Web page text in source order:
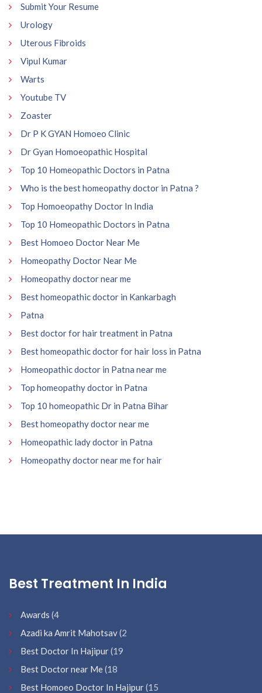
Submit Your Resume
Urology
Uterous Fibroids
Vipul Kumar
Warts
Youtube TV
Zoaster
Dr P K GYAN Homoeo Clinic
Dr Gyan Homoeopathic Hospital
Top 10 Homeopathic Doctors in Patna
Who is the best homeopathy doctor in Patna ?
Top Homoeopathy Doctor In India
Top 10 Homeopathic Doctors in Patna
Best Homoeo Doctor Near Me
Homeopathy Doctor Near Me
Homeopathy doctor near me
Best homeopathic doctor in Kankarbagh
Patna
Best doctor for hair treatment in Patna
Best homeopathic doctor for hair loss in Patna
Homeopathic doctor in Patna near me
Top homeopathy doctor in Patna
Top 10 homeopathic Dr in Patna Bihar
Best homeopathy doctor near me
Homeopathic lady doctor in Patna
Homeopathy doctor near me for hair
Best Treatment In India
Awards (4
Azadi ka Amrit Mahotsav(2
Best Doctor In Hajipur(19
Best Doctor near Me(18
Best Homoeo Doctor In Hajipur(15